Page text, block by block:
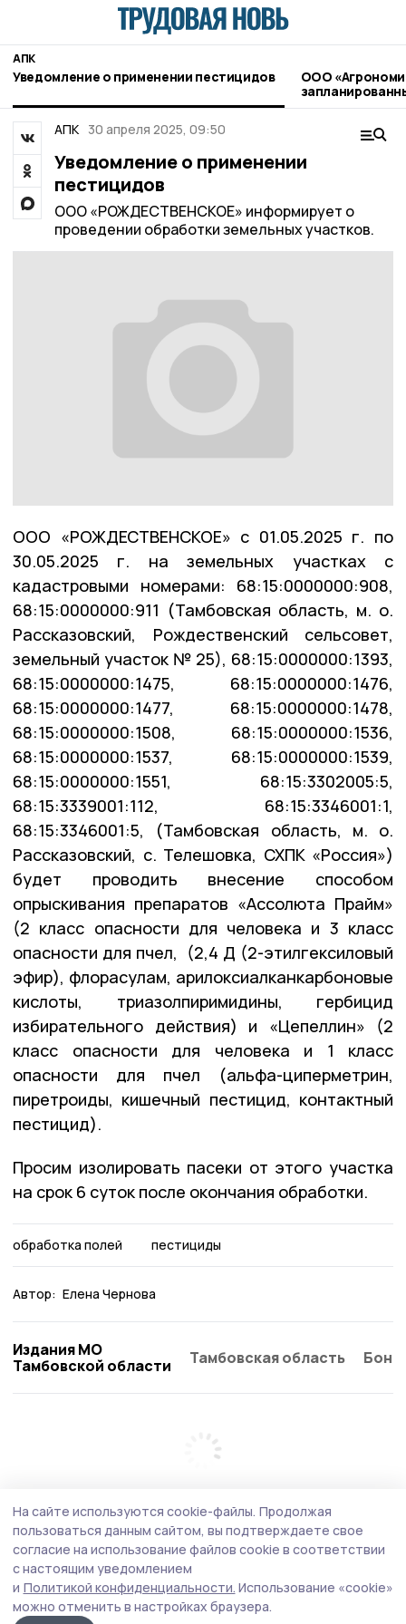
АПК
Уведомление о применении пестицидов
ООО
применению
АПК 30 апреля 2025, 09:50
Уведомление о применении
пестицидов
ООО «РОЖДЕСТВЕНСКОЕ» информирует о
проведении обработки земельных участков.
ООО «РОЖДЕСТВЕНСКОЕ» с 01.05.2025 г. по
30.05.2025 г. на земельных участках с
кадастровыми номерами: 68:15:0000000:908,
68:15:0000000:911 (Тамбовская область, м. о.
Рассказовский, Рождественский сельсовет,
земельный участок № 25), 68:15:0000000:1393,
68:15:0000000:1475, 68:15:0000000:1476,
68:15:0000000:1477, 68:15:0000000:1478,
68:15:0000000:1508, 68:15:0000000:1536,
68:15:0000000:1537, 68:15:0000000:1539,
68:15:0000000:1551, 68:15:3302005:5,
68:15:3339001:112, 68:15:3346001:1,
68:15:3346001:5, (Тамбовская область, м. о.
Рассказовский, с. Телешовка, СХПК «Россия»)
будет проводить внесение способом
опрыскивания препаратов «Ассолюта Прайм»
(2 класс опасности для человека и 3 класс
опасности для пчел, (2,4 Д (2-этилгексиловый
эфир), флорасулам, арилоксиалканкарбоновые
кислоты, триазолпиримидины, гербицид
избирательного действия) и «Цепеллин» (2
класс опасности для человека и 1 класс
опасности для пчел (альфа-циперметрин,
пиретроиды, кишечный пестицид, контактный
пестицид).
Просим изолировать пасеки от этого участка
на срок 6 суток после окончания обработки.
обработка полей пестициды
Автор: Елена Чернова
Издания МО
Тамбовской области
Тамбовская область
На сайте используются cookie-файлы. Продолжая
пользоваться данным сайтом, вы подтверждаете свое
согласие на использование файлов cookie в соответствии
с настоящим уведомлением
и Политикой конфиденциальности. Использование «cookie»
можно отменить в настройках браузера.